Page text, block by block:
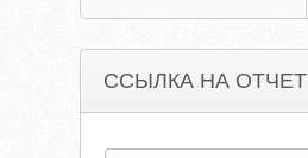
ССЫЛКА НА ОТЧЕТ